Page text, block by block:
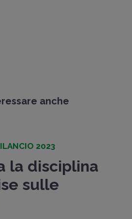
anche
2023
la disciplina
sulle